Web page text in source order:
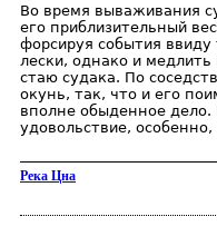
Во время вываживания
его приблизительный
форсируя события
лески, однако и
стаю судака. По
окунь, так, что и его
вполне обыденное
удовольствие,
Река Цна